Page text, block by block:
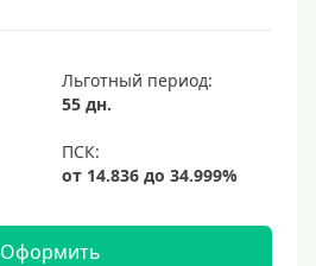
Льготный период:
55 дн.
Оформить